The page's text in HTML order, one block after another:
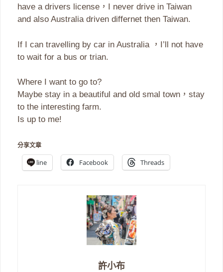
have a drivers license，I never drive in Taiwan
and also Australia driven differnet then Taiwan.
If I can travelling by car in Australia ，I’ll not have
to wait for a bus or trian.
Where I want to go to?
Maybe stay in a beautiful and old smal town，stay
to the interesting farm.
Is up to me!
分享文章
line Facebook Threads
許小布